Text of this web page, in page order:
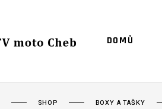
DOMŮ
SHOP BOXY A TAŠKY